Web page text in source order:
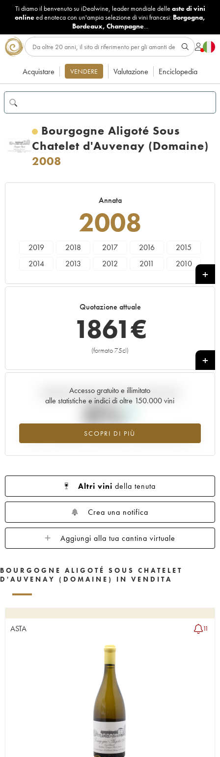
Ti diamo il benvenuto su iDealwine, leader mondiale delle aste di vini
onlineed enoteca con un'ampia selezione di vini francesi: Borgogna,
Bordeaux, Champagne...
Acquistare VENDERE Valutazione Enciclopedia
Bourgogne Aligoté Sous
Chatelet d'Auvenay (Domaine)
2008
Annata
2008
2019 2018 2017 2016
2015
2014
2013 2012 2011
2010
1997
Quotazione attuale
1861€
(formato 75cl)
+
Accesso gratuito e illimitato
alle statistiche e indici di oltre 150.000 vini
SCOPRI DI PIÙ
Andamento della quotazione in tempo reale
0%
Valore in aumento per l'annata 2008 nel 2026 rispetto al 2025
Altri vini della tenuta
Crea una notifica
Aggiungi alla tua cantina virtuale
BOURGOGNE ALIGOTÉ SOUS CHATELET
D'AUVENAY (DOMAINE) IN VENDITA
ASTA 11